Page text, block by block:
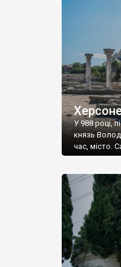
Офіційно –
влада в
У 988 році,
князь
час, місто.
диктувати
Херсонесі
Херсонесу